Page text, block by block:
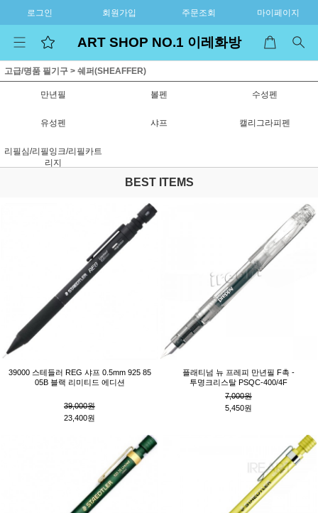
로그인 회원가입 주문조회 마이페이지
ART SHOP NO.1 이레화방
고급/명품 필기구 > 쉐퍼(SHEAFFER)
만년필 볼펜 수성펜
유성펜 샤프 캘리그라피펜
리필심/리필잉크/리필카트
리지
BEST ITEMS
39000 스테들러 REG 샤프 0.5mm 925 85
05B 블랙 리미티드 에디션
39,000원
23,400원
플래티넘 뉴 프레피 만년필 F촉 -
투명크리스탈 PSQC-400/4F
7,000원
5,450원